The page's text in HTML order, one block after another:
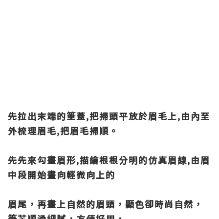
先拉出末端的筆蓋,把掃頭平放於眉毛上,由內至
外梳理眉毛,把眉毛掃順。
先先來勾畫眉形,描繪根根分明的仿真眉線,由眉
中段開始畫向輕微向上的
眉尾，再畫上自然的眉頭，顯色卻時尚自然，